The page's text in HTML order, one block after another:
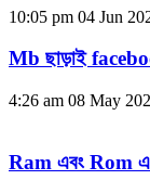
10:05 pm 04 Jun
Mb ছাড়াই
4:26 am 08 May
Ram এবং Rom এর